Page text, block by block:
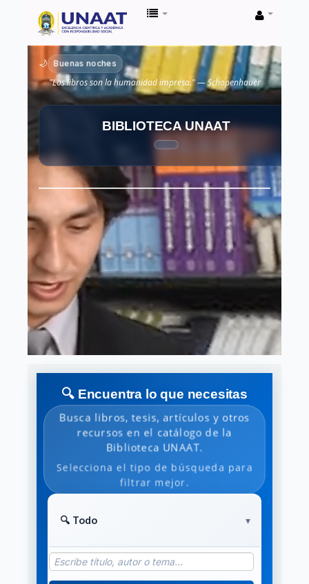
Biblioteca
Unaat
🌙 Buenas noches
"Los libros son la humanidad impresa." — Schopenhauer
BIBLIOTECA UNAAT
🔍 Encuentra lo que necesitas
Busca libros, tesis, artículos y otros
recursos en el catálogo de la
Biblioteca UNAAT.
Selecciona el tipo de búsqueda para
filtrar mejor.